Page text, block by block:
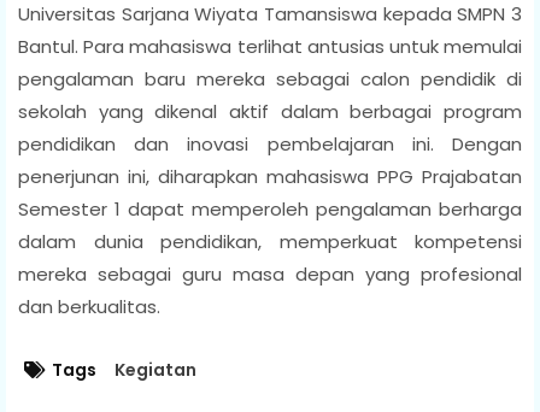
Universitas Sarjana Wiyata Tamansiswa kepada SMPN 3
Bantul. Para mahasiswa terlihat antusias untuk memulai
pengalaman baru mereka sebagai calon pendidik di
sekolah yang dikenal aktif dalam berbagai program
pendidikan dan inovasi pembelajaran ini. Dengan
penerjunan ini, diharapkan mahasiswa PPG Prajabatan
Semester 1 dapat memperoleh pengalaman berharga
dalam dunia pendidikan, memperkuat kompetensi
mereka sebagai guru masa depan yang profesional
dan berkualitas.
Tags Kegiatan